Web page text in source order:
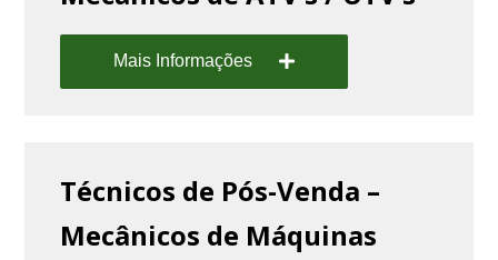
Mais Informações
Técnicos de Pós-Venda –
Mecânicos de Máquinas